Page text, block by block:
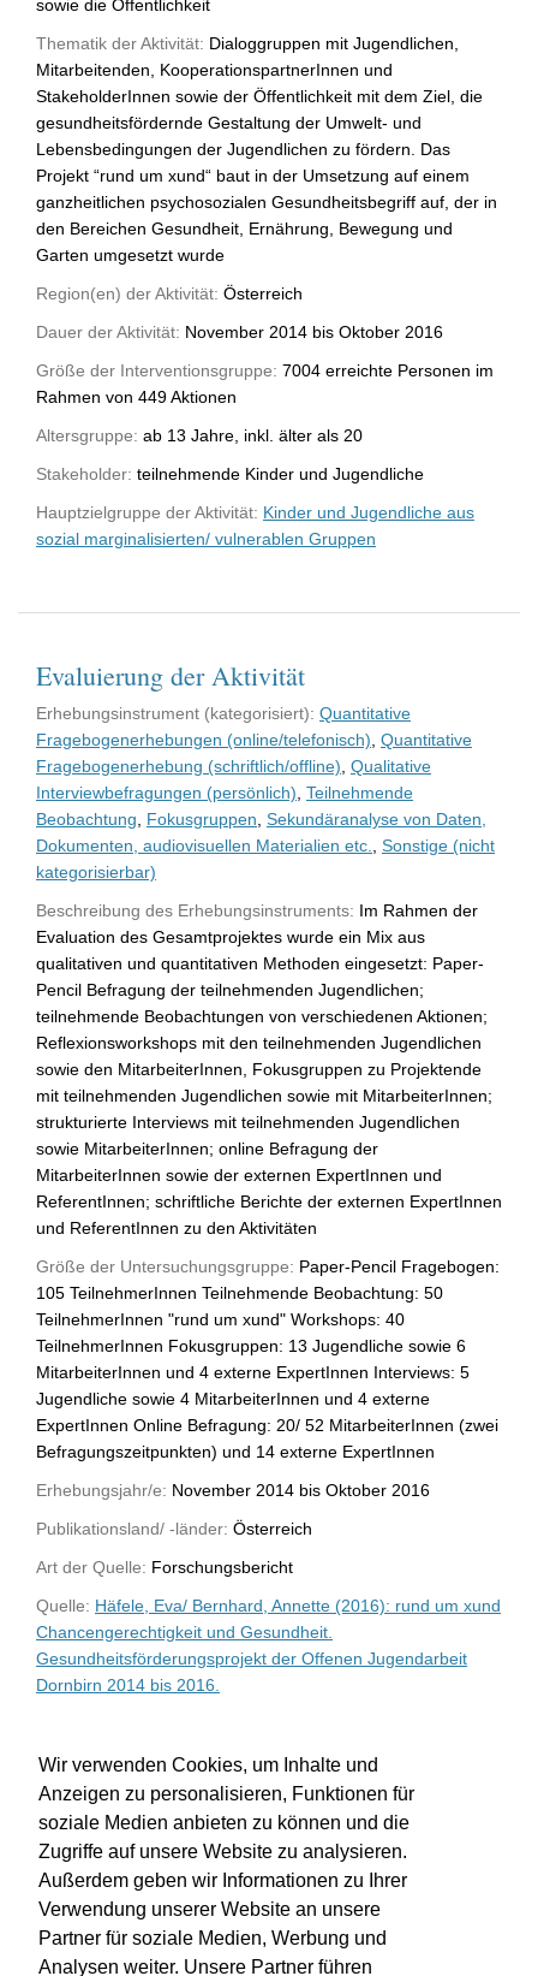
Wir verwenden Cookies, um Inhalte und
Anzeigen zu personalisieren, Funktionen für
soziale Medien anbieten zu können und die
Zugriffe auf unsere Website zu analysieren.
Außerdem geben wir Informationen zu Ihrer
Verwendung unserer Website an unsere
Partner für soziale Medien, Werbung und
Analysen weiter. Unsere Partner führen
sowie die Öffentlichkeit
Thematik der Aktivität: Dialoggruppen mit Jugendlichen,
Mitarbeitenden, KooperationspartnerInnen und
StakeholderInnen sowie der Öffentlichkeit mit dem Ziel, die
gesundheitsfördernde Gestaltung der Umwelt- und
Lebensbedingungen der Jugendlichen zu fördern. Das
Projekt “rund um xund“ baut in der Umsetzung auf einem
ganzheitlichen psychosozialen Gesundheitsbegriff auf, der in
den Bereichen Gesundheit, Ernährung, Bewegung und
Garten umgesetzt wurde
Region(en) der Aktivität: Österreich
Dauer der Aktivität: November 2014 bis Oktober 2016
Größe der Interventionsgruppe: 7004 erreichte Personen im
Rahmen von 449 Aktionen
Altersgruppe: ab 13 Jahre, inkl. älter als 20
Stakeholder: teilnehmende Kinder und Jugendliche
Hauptzielgruppe der Aktivität: Kinder und Jugendliche aus
sozial marginalisierten/ vulnerablen Gruppen
Evaluierung der Aktivität
Erhebungsinstrument (kategorisiert): Quantitative
Fragebogenerhebungen (online/telefonisch) Quantitative
Fragebogenerhebung (schriftlich/offline) Qualitative
Interviewbefragungen (persönlich) Teilnehmende
Beobachtung
Fokusgruppen Sekundäranalyse von Daten,
Dokumenten, audiovisuellen Materialien etc.
Sonstige (nicht
kategorisierbar)
Beschreibung des Erhebungsinstruments: Im Rahmen der
Evaluation des Gesamtprojektes wurde ein Mix aus
qualitativen und quantitativen Methoden eingesetzt: Paper-
Pencil Befragung der teilnehmenden Jugendlichen;
teilnehmende Beobachtungen von verschiedenen Aktionen;
Reflexionsworkshops mit den teilnehmenden Jugendlichen
sowie den MitarbeiterInnen, Fokusgruppen zu Projektende
mit teilnehmenden Jugendlichen sowie mit MitarbeiterInnen;
strukturierte Interviews mit teilnehmenden Jugendlichen
sowie MitarbeiterInnen; online Befragung der
MitarbeiterInnen sowie der externen ExpertInnen und
ReferentInnen; schriftliche Berichte der externen ExpertInnen
und ReferentInnen zu den Aktivitäten
Größe der Untersuchungsgruppe: Paper-Pencil Fragebogen:
105 TeilnehmerInnen Teilnehmende Beobachtung: 50
TeilnehmerInnen "rund um xund" Workshops: 40
TeilnehmerInnen Fokusgruppen: 13 Jugendliche sowie 6
MitarbeiterInnen und 4 externe ExpertInnen Interviews: 5
Jugendliche sowie 4 MitarbeiterInnen und 4 externe
ExpertInnen Online Befragung: 20/ 52 MitarbeiterInnen (zwei
Befragungszeitpunkten) und 14 externe ExpertInnen
Erhebungsjahr/e: November 2014 bis Oktober 2016
Publikationsland/ -länder: Österreich
Art der Quelle: Forschungsbericht
Quelle: Häfele, Eva/ Bernhard, Annette (2016): rund um xund
Chancengerechtigkeit und Gesundheit.
Gesundheitsförderungsprojekt der Offenen Jugendarbeit
Dornbirn 2014 bis 2016.